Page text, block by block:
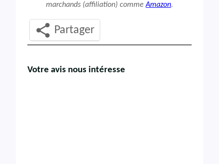
marchands (affiliation) commeAmazon.
Partager
Votre avis nous intéresse